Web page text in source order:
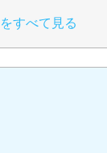
すべて見る